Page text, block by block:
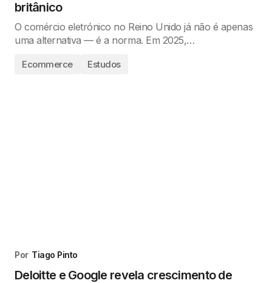
britânico
O comércio eletrónico no Reino Unido já não é apenas
uma alternativa — é a norma. Em 2025,…
Ecommerce Estudos
Por Tiago Pinto
Deloitte e Google revela crescimento de